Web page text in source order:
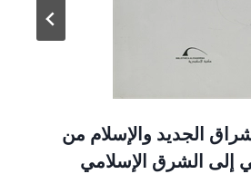
الجديد والإسلام من
إلى الشرق الإسلامي